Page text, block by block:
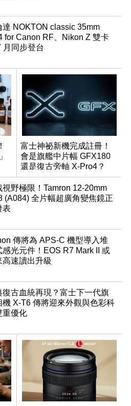
達 NOKTON classic 35mm
for Canon RF、Nikon Z 雙卡
月同步登台
富士神祕新機完成註冊！
會是旗艦中片幅 GFX180
還是復古旁軸 X-Pro4？
視野極限！Tamron 12-20mm
(A084) 全片幅超廣角變焦鏡正
表
傳將為 APS-C 機型導入堆
感光元件！EOS R7 Mark II 或
高速讀出升級
復古血統再現？富士下一代旗
機 X-T6 傳將迎來外觀與色彩科
重優化